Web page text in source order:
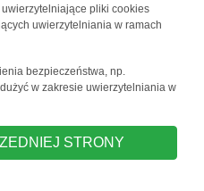
pliki cookies
uwierzytelniania w ramach
bezpieczeństwa, np.
w zakresie uwierzytelniania w
STRONY